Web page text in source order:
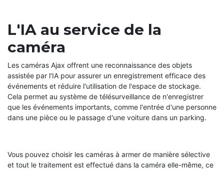
L'IA au service de la
caméra
Les caméras Ajax offrent une reconnaissance des objets
assistée par l'IA pour assurer un enregistrement efficace des
événements et réduire l'utilisation de l'espace de stockage.
Cela permet au système de télésurveillance de n'enregistrer
que les événements importants, comme l'entrée d'une personne
dans une pièce ou le passage d'une voiture dans un parking.
Vous pouvez choisir les caméras à armer de manière sélective
et tout le traitement est effectué dans la caméra elle-même, ce